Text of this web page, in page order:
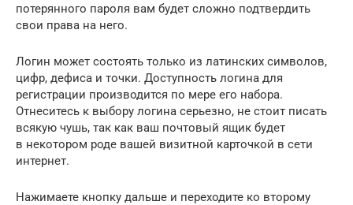
потерянного пароля вам будет сложно подтвердить
свои права на него.
Логин может состоять только из латинских символов,
цифр, дефиса и точки. Доступность логина для
регистрации производится по мере его набора.
Отнеситесь к выбору логина серьезно, не стоит писать
всякую чушь, так как ваш почтовый ящик будет
в некотором роде вашей визитной карточкой в сети
интернет.
Нажимаете кнопку дальше и переходите ко второму